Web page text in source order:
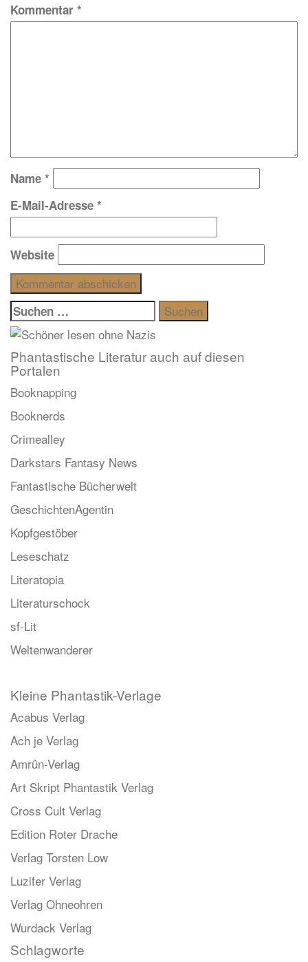
Kommentar *
Name *
E-Mail-Adresse *
Website
Suchen
nach:
Phantastische Literatur auch auf diesen
Portalen
Booknapping
Booknerds
Crimealley
Darkstars Fantasy News
Fantastische Bücherwelt
GeschichtenAgentin
Kopfgestöber
Leseschatz
Literatopia
Literaturschock
sf-Lit
Weltenwanderer
Kleine Phantastik-Verlage
Acabus Verlag
Ach je Verlag
Amrûn-Verlag
Art Skript Phantastik Verlag
Cross Cult Verlag
Edition Roter Drache
Verlag Torsten Low
Luzifer Verlag
Verlag Ohneohren
Wurdack Verlag
Schlagworte